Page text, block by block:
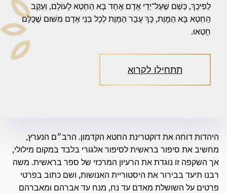
לְפִיכָךְ, כְּשֵׁם שֶׁעַל־יְדֵי אָדָם אֶחָד בָּא הַחֵטְא לָעוֹלָם, וְעֵקֶב
הַחֵטְא בָּא הַמָּוֶת, כָּךְ עָבַר הַמָּוֶת לְכָל בְּנֵי אָדָם מִשּׁוּם שֶׁכֻּלָּם
חָטְאוּ.
תתחילו לקרוא
היהדות דוחה את דוקטרינת החטא הקדמון. הרב״ם הנערץ,
מחשיב את סיפור בראשית לסיפור אלגורי בלבד במקום מילולי,
אך השקפה זו נוגדת את הרעיון המרכזי של ספר בראשית. משה
רבנו תיעד בבירור את היסטוריית האנושות, ושם כתוב בפרטי
פרטים על השושלת מאדם עד נח, מנח עד אברהם ומאברהם